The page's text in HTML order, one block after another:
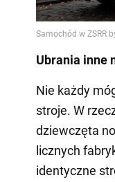
Ubrania inne
Nie każdy
stroje. W
dziewczęta
licznych
identyczne